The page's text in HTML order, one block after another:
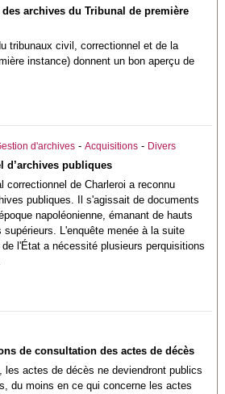
archives du Tribunal de première
tribunaux civil, correctionnel et de la
instance) donnent un bon aperçu de
d'archives -Acquisitions - Divers
d’archives publiques
correctionnel de Charleroi a reconnu
publiques. Il s'agissait de documents
napoléonienne, émanant de hauts
L'enquête menée à la suite
de l'État a nécessité plusieurs perquisitions
de consultation des actes de décès
les actes de décès ne deviendront publics
du moins en ce qui concerne les actes